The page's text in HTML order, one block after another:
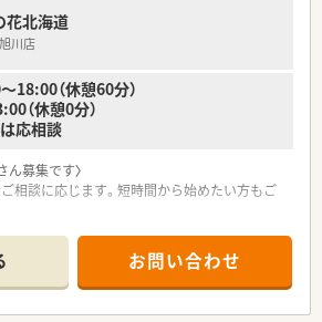
花北海道
川店
18:00（休憩60分）
（休憩0分）
応相談
ん募集です〉
相談に応じます。短時間から始めたい方もご
す
務で社保加入対象です。しっかり働きたい方
全！研修制度も整っています。
お問い合わせ